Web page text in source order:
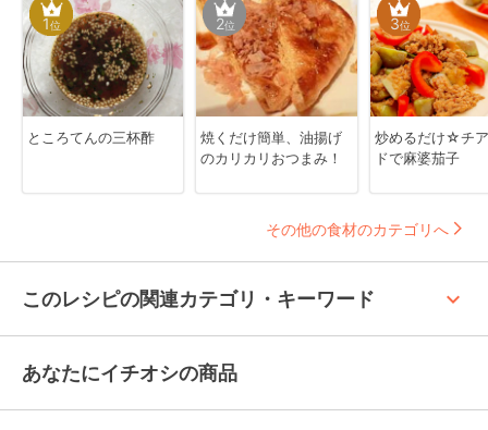
1位
ところてんの三杯酢
2位
焼くだけ簡単、油揚げ
のカリカリおつまみ！
3位
炒めるだけ☆チ
ドで麻婆茄子
その他の食材のカテゴリへ
このレシピの関連カテゴリ・キーワード keyboard_arrow_up
あなたにイチオシの商品